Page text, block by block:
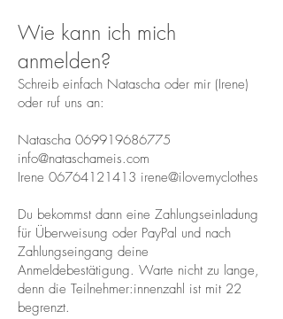
Wie kann ich mich
anmelden?
Schreib einfach Natascha oder mir (Irene)
oder ruf uns an:
Natascha 069919686775
info@nataschameis.com
Irene 06764121413 irene@ilovemyclothes
Du bekommst dann eine Zahlungseinladung
für Überweisung oder PayPal und nach
Zahlungseingang deine
Anmeldebestätigung. Warte nicht zu lange,
denn die Teilnehmer:innenzahl ist mit 22
begrenzt.​